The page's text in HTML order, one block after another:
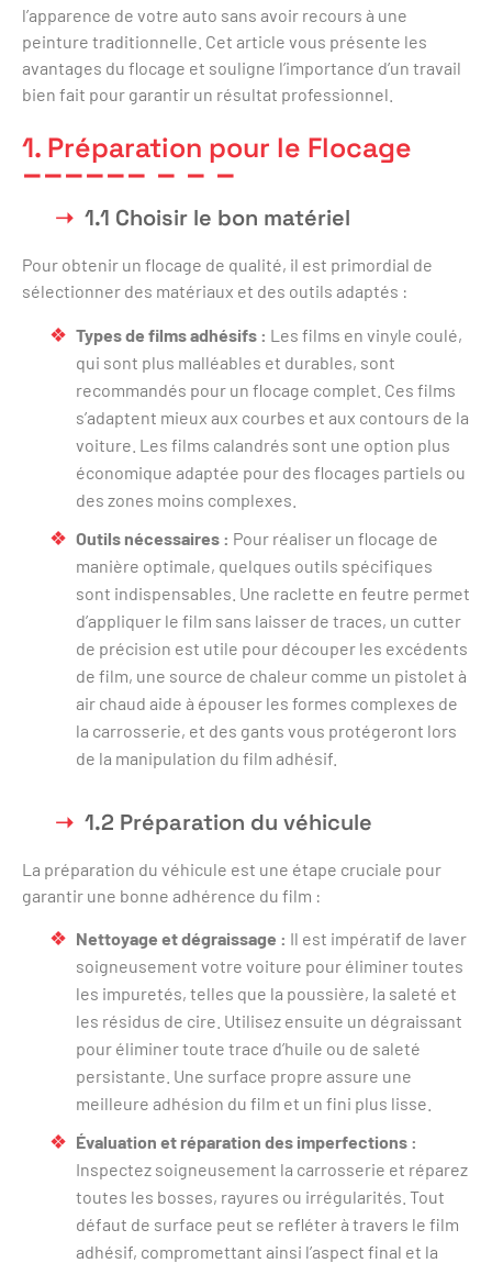
l’apparence de votre auto sans avoir recours à une
peinture traditionnelle. Cet article vous présente les
avantages du flocage et souligne l’importance d’un travail
bien fait pour garantir un résultat professionnel.
1. Préparation pour le Flocage
1.1 Choisir le bon matériel
Pour obtenir un flocage de qualité, il est primordial de
sélectionner des matériaux et des outils adaptés :
Types de films adhésifs : Les films en vinyle coulé,
qui sont plus malléables et durables, sont
recommandés pour un flocage complet. Ces films
s’adaptent mieux aux courbes et aux contours de la
voiture. Les films calandrés sont une option plus
économique adaptée pour des flocages partiels ou
des zones moins complexes.
Outils nécessaires : Pour réaliser un flocage de
manière optimale, quelques outils spécifiques
sont indispensables. Une raclette en feutre permet
d’appliquer le film sans laisser de traces, un cutter
de précision est utile pour découper les excédents
de film, une source de chaleur comme un pistolet à
air chaud aide à épouser les formes complexes de
la carrosserie, et des gants vous protégeront lors
de la manipulation du film adhésif.
1.2 Préparation du véhicule
La préparation du véhicule est une étape cruciale pour
garantir une bonne adhérence du film :
Nettoyage et dégraissage : Il est impératif de laver
soigneusement votre voiture pour éliminer toutes
les impuretés, telles que la poussière, la saleté et
les résidus de cire. Utilisez ensuite un dégraissant
pour éliminer toute trace d’huile ou de saleté
persistante. Une surface propre assure une
meilleure adhésion du film et un fini plus lisse.
Évaluation et réparation des imperfections :
Inspectez soigneusement la carrosserie et réparez
toutes les bosses, rayures ou irrégularités. Tout
défaut de surface peut se refléter à travers le film
adhésif, compromettant ainsi l’aspect final et la